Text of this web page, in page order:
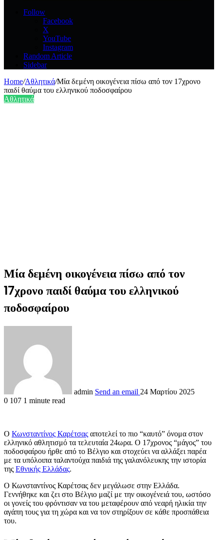
Follow
Facebook
X
YouTube
Instagram
Random Article
Sidebar
Home/Αθλητικά/Μία δεμένη οικογένεια πίσω από τον 17χρονο
παιδί θαύμα του ελληνικού ποδοσφαίρου
Αθλητικά
Μία δεμένη οικογένεια πίσω από τον
17χρονο παιδί θαύμα του ελληνικού
ποδοσφαίρου
admin Send an email 24 Μαρτίου 2025
0 107 1 minute read
Ο Κωνσταντίνος Καρέτσας αποτελεί το πιο “καυτό” όνομα στον
ελληνικό αθλητισμό τα τελευταία 24ωρα. Ο 17χρονος “μάγος” του
ποδοσφαίρου ήρθε από το Βέλγιο και στοχεύει να αλλάξει παρέα
με τα υπόλοιπα ταλαντούχα παιδιά της γαλανόλευκης την ιστορία
της Εθνικής Ελλάδας.
Ο Κωνσταντίνος Καρέτσας δεν μεγάλωσε στην Ελλάδα.
Γεννήθηκε και ζει στο Βέλγιο μαζί με την οικογένειά του, ωστόσο
οι γονείς του φρόντισαν να του μεταφέρουν από νεαρή ηλικία την
αγάπη τους για τη χώρα και να τον στηρίξουν σε κάθε προσπάθεια
του.